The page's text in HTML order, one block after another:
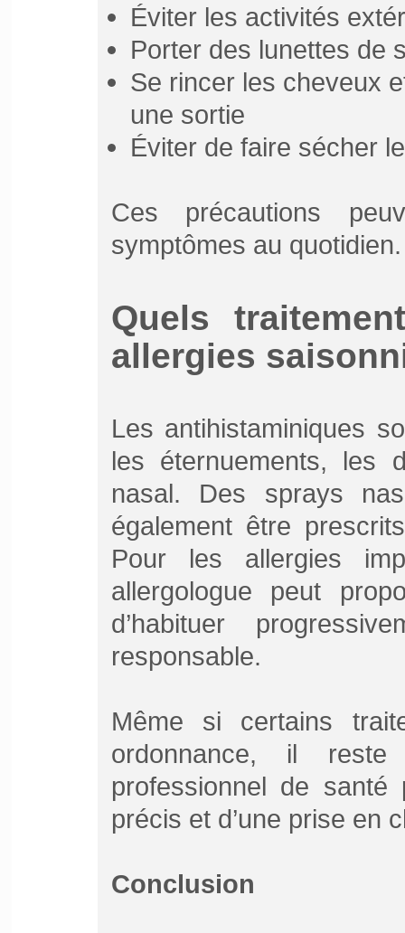
Éviter les activités
Porter des lunettes de
Se rincer les cheveux
une sortie
Éviter de faire sécher
Ces précautions
symptômes au quotidien.
Quels
allergies
Les antihistaminiques
les éternuements, les
nasal. Des sprays
également être
Pour les allergies
allergologue peut
d’habituer
responsable.
Même si certains
ordonnance, il
professionnel de santé
précis et d’une prise en
Conclusion